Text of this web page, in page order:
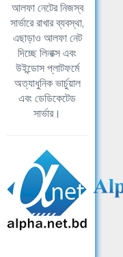
আলফা নেটের নিজস্ব
সার্ভারে রাখার ব্যবস্থা,
এছাড়াও আলফা নেট
দিচ্ছে লিনাক্স এবং
উইন্ডোস প্লাটফর্মে
অত্যাধুনিক ভার্চুয়াল
এবং ডেডিকেটেড
সার্ভার।